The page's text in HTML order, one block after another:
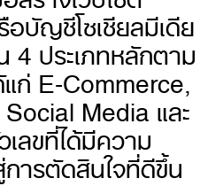
บัญชีโซเชียลมีเดีย
4 ประเภทหลักตาม
ก่ E-Commerce,
Media และ
ลขที่ได้มีความ
ารตัดสินใจที่ดีขึ้น